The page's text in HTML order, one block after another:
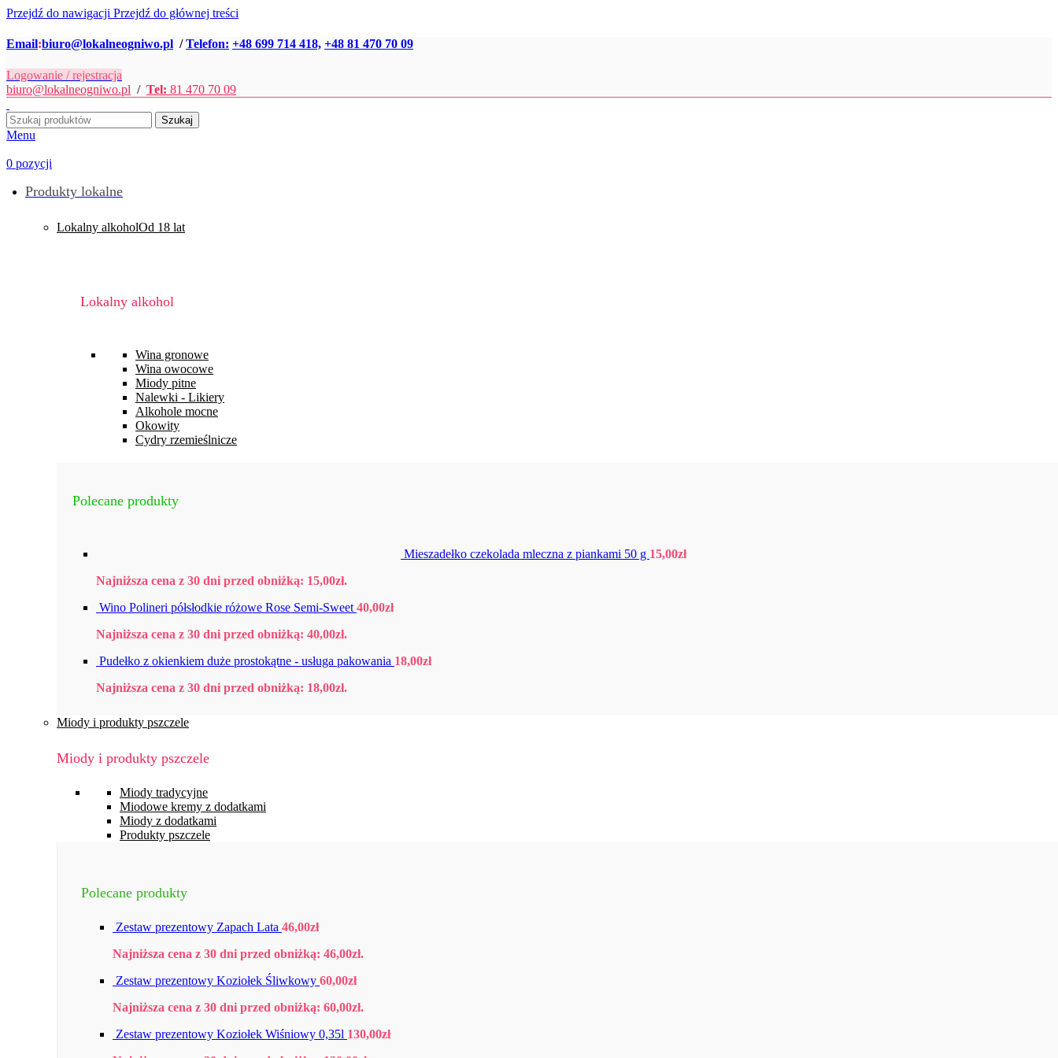
Przejdź do nawigacji Przejdź do głównej treści
Email:biuro@lokalneogniwo.pl / Telefon: +48 699 714 418, +48 81 470 70 09
Logowanie / rejestracja
biuro@lokalneogniwo.pl / Tel: 81 470 70 09
Szukaj
Menu
0 pozycji
Produkty lokalne
Lokalny alkoholOd 18 lat
Lokalny alkohol
Wina gronowe
Wina owocowe
Miody pitne
Nalewki - Likiery
Alkohole mocne
Okowity
Cydry rzemieślnicze
Polecane produkty
Mieszadełko czekolada mleczna z piankami 50 g 15,00zł
Najniższa cena z 30 dni przed obniżką: 15,00zł.
Wino Polineri półsłodkie różowe Rose Semi-Sweet 40,00zł
Najniższa cena z 30 dni przed obniżką: 40,00zł.
Pudełko z okienkiem duże prostokątne - usługa pakowania 18,00zł
Najniższa cena z 30 dni przed obniżką: 18,00zł.
Miody i produkty pszczele
Miody i produkty pszczele
Miody tradycyjne
Miodowe kremy z dodatkami
Miody z dodatkami
Produkty pszczele
Polecane produkty
Zestaw prezentowy Zapach Lata 46,00zł
Najniższa cena z 30 dni przed obniżką: 46,00zł.
Zestaw prezentowy Koziołek Śliwkowy 60,00zł
Najniższa cena z 30 dni przed obniżką: 60,00zł.
Zestaw prezentowy Koziołek Wiśniowy 0,35l 130,00zł